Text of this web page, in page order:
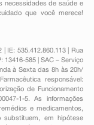
necessidades de saúde e
que você merece!
| IE: 535.412.860.113 | Rua
13416-585 | SAC – Serviço
à Sexta das 8h às 20h/
responsável:
de Funcionamento
1-5. As informações
e medicamentos,
substituem, em hipótese